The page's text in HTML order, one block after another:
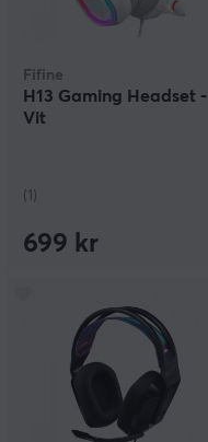
Fifine
H13 Gaming Headset -
Vit
(1)
699 kr